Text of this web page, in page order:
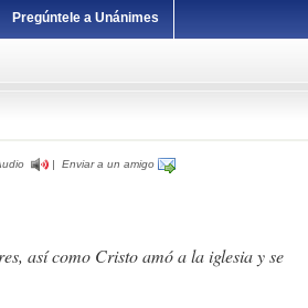
Pregúntele a Unánimes
| Enviar a un amigo
así como Cristo amó a la iglesia y se